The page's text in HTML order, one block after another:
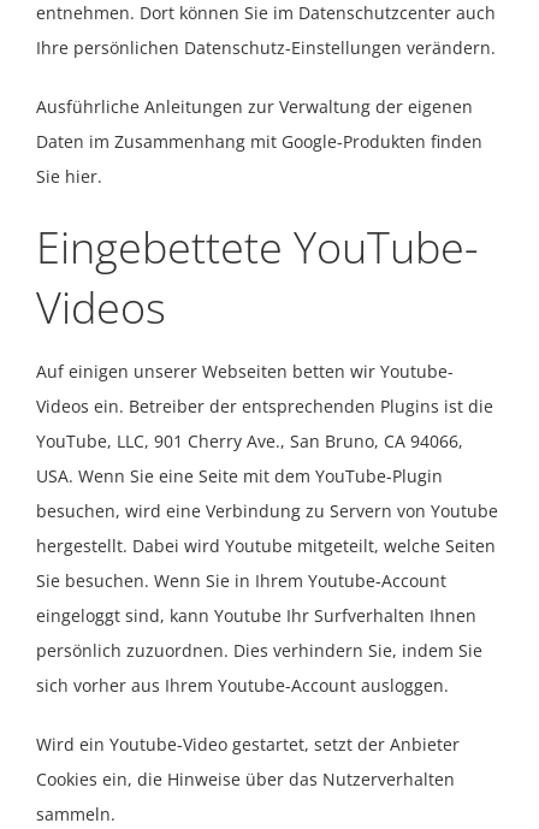
entnehmen. Dort können Sie im Datenschutzcenter auch
Ihre persönlichen Datenschutz-Einstellungen verändern.
Ausführliche Anleitungen zur Verwaltung der eigenen
Daten im Zusammenhang mit Google-Produkten finden
Sie hier.
Eingebettete YouTube-
Videos
Auf einigen unserer Webseiten betten wir Youtube-
Videos ein. Betreiber der entsprechenden Plugins ist die
YouTube, LLC, 901 Cherry Ave., San Bruno, CA 94066,
USA. Wenn Sie eine Seite mit dem YouTube-Plugin
besuchen, wird eine Verbindung zu Servern von Youtube
hergestellt. Dabei wird Youtube mitgeteilt, welche Seiten
Sie besuchen. Wenn Sie in Ihrem Youtube-Account
eingeloggt sind, kann Youtube Ihr Surfverhalten Ihnen
persönlich zuzuordnen. Dies verhindern Sie, indem Sie
sich vorher aus Ihrem Youtube-Account ausloggen.
Wird ein Youtube-Video gestartet, setzt der Anbieter
Cookies ein, die Hinweise über das Nutzerverhalten
sammeln.